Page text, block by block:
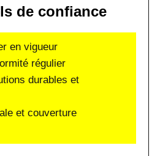
de confiance
en vigueur
régulier
durables et
et couverture